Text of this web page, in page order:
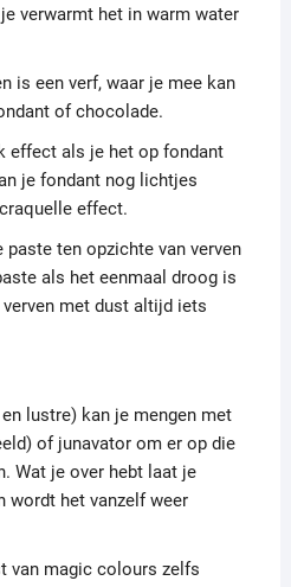
verwarmt het in warm water
is een verf, waar je mee kan
of chocolade.
effect als je het op fondant
je fondant nog lichtjes
effect.
ten opzichte van verven
als het eenmaal droog is
met dust altijd iets
lustre) kan je mengen met
of junavator om er op die
Wat je over hebt laat je
wordt het vanzelf weer
van magic colours zelfs